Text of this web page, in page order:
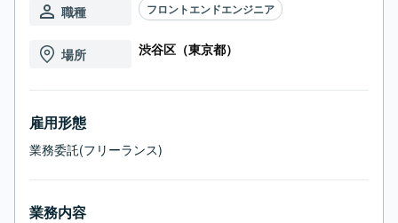
職種 フロントエンドエンジニア
場所 渋谷区（東京都）
雇用形態
業務委託(フリーランス)
業務内容